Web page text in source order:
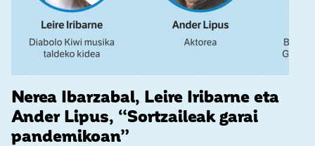
Nerea Ibarzabal, Leire Iribarne eta
Ander Lipus, “Sortzaileak garai
pandemikoan”